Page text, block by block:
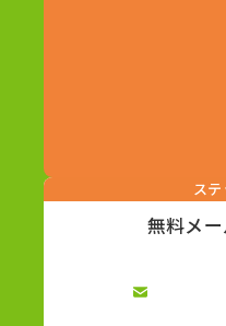
ス
無料メ